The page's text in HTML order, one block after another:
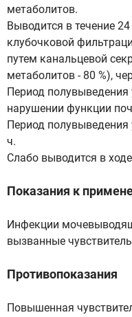
метаболитов.
Выводится в течение
клубочковой
путем канальцевой
метаболитов - 80 %),
Период полувыведения
нарушении функции
Период полувыведения
ч.
Слабо выводится в
Показания к
Инфекции
вызванные
Противопоказания
Повышенная